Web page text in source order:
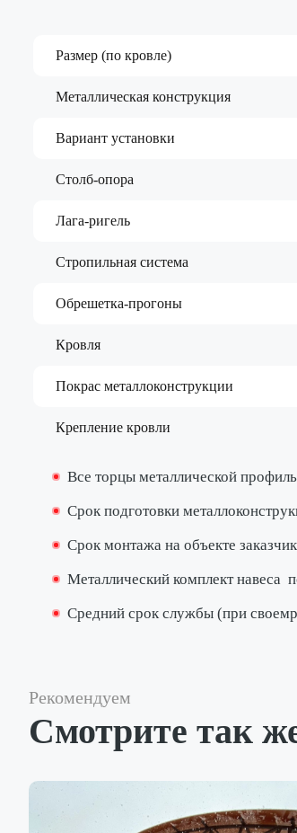
Размер (по кровле)
Металлическая конструкция
Вариант установки
Столб-опора
Лага-ригель
Стропильная система
Обрешетка-прогоны
Кровля
Покрас металлоконструкции
Крепление кровли
Все торцы металлической
Срок подготовки
Срок монтажа на объекте
Металлический комплект навеса
Средний срок службы (при
Рекомендуем
Смотрите так